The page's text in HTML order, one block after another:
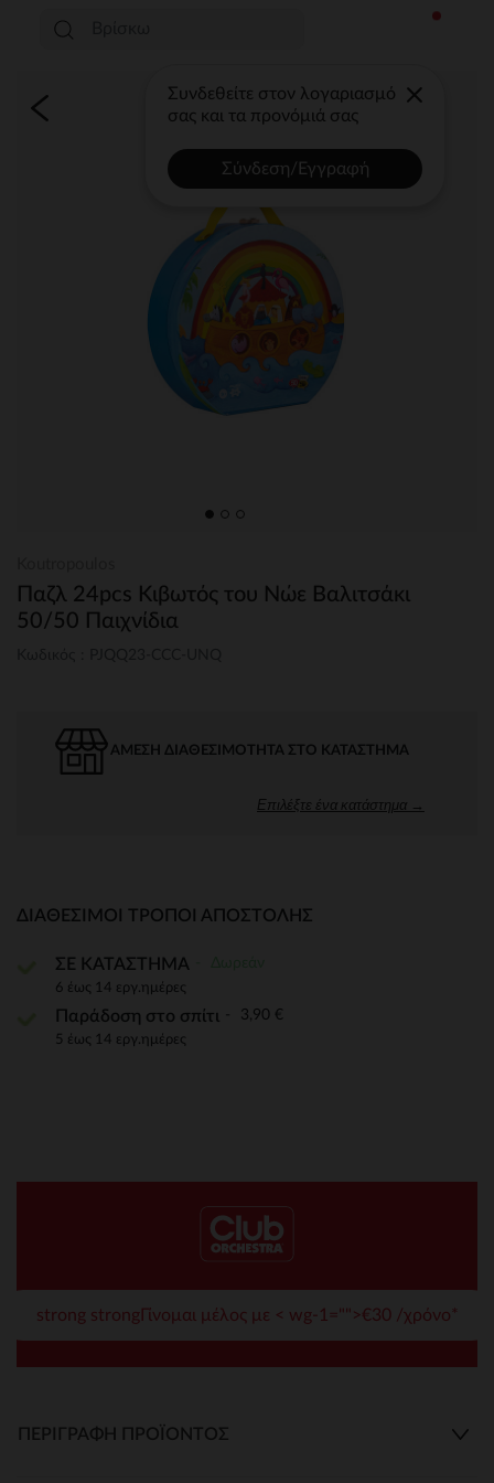
Συνδεθείτε στον λογαριασμό
σας και τα προνόμιά σας
Σύνδεση/Εγγραφή
Παζλ 24pcs Κιβωτός του Νώε Βαλιτσάκι
50/50 Παιχνίδια
ΆΜΕΣΗ ΔΙΑΘΕΣΙΜΌΤΗΤΑ ΣΤΟ ΚΑΤΆΣΤΗΜΑ
Επιλέξτε ένα κατάστημα →
ΔΙΑΘΈΣΙΜΟΙ ΤΡΌΠΟΙ ΑΠΟΣΤΟΛΉΣ
ΣΕ ΚΑΤΑΣΤΗΜΑ
6 έως 14 εργ.ημέρες
Παράδοση στο σπίτι 3,90 €
5 έως 14 εργ.ημέρες
strong strongΓίνομαι μέλος με < wg-1="">€30 /χρόνο*
ΠΕΡΙΓΡΑΦΉ ΠΡΟΪΌΝΤΟΣ